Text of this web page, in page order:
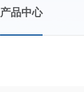
产品中心